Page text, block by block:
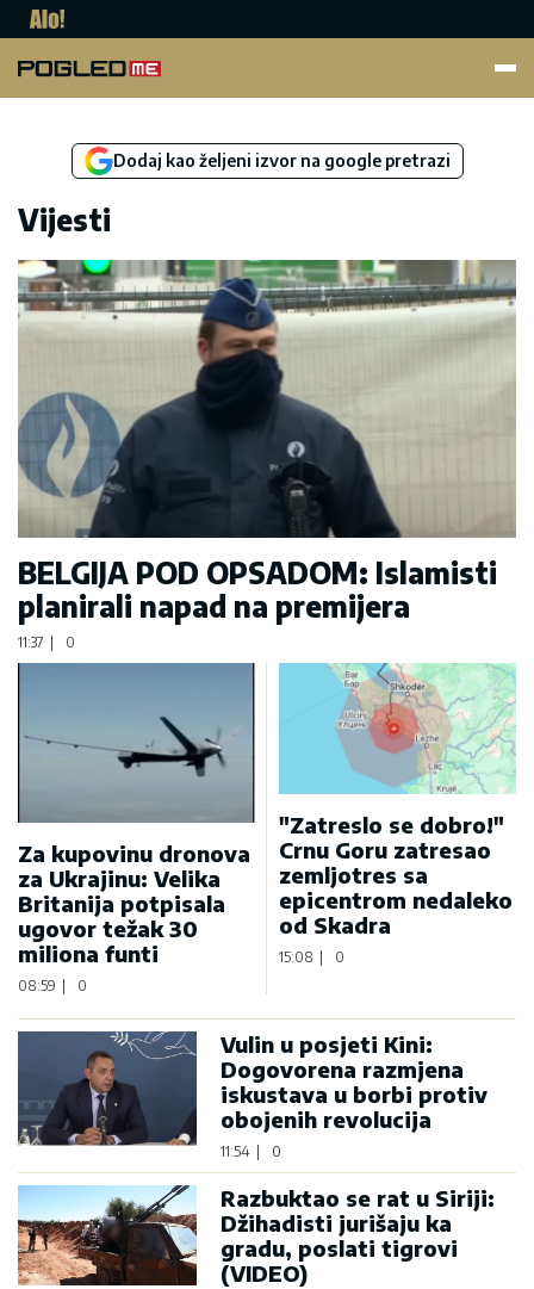
Dodaj kao željeni izvor na google pretrazi
Vijesti
BELGIJA POD OPSADOM: Islamisti
planirali napad na premijera
11:37 0
Za kupovinu dronova
za Ukrajinu: Velika
Britanija potpisala
ugovor težak 30
miliona funti
08:59 0
"Zatreslo se dobro!"
Crnu Goru zatresao
zemljotres sa
epicentrom nedaleko
od Skadra
15:08 | 0
Vulin u posjeti Kini:
Dogovorena razmjena
iskustava u borbi protiv
obojenih revolucija
11:54 0
Razbuktao se rat u Siriji:
Džihadisti jurišaju ka
gradu, poslati tigrovi
(VIDEO)